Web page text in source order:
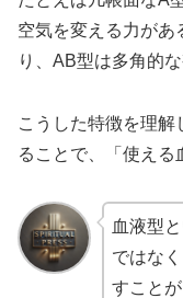
空気を変える力があ
り、AB型は多角的
こうした特徴を理
ることで、「使える
血液型
ではなく
すこと